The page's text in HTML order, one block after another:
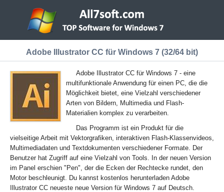
Adobe Illustrator CC für Windows 7 (32/64 bit)
Adobe Illustrator CC für Windows 7 - eine
multifunktionale Anwendung für einen PC, die die
Möglichkeit bietet, eine Vielzahl verschiedener
Arten von Bildern, Multimedia und Flash-
Materialien komplex zu verarbeiten.
Das Programm ist ein Produkt für die
vielseitige Arbeit mit Vektorgrafiken, interaktiven Flash-Klassenvideos,
Multimediadaten und Textdokumenten verschiedener Formate. Der
Benutzer hat Zugriff auf eine Vielzahl von Tools. In der neuen Version
im Panel erschien "Pen", der die Ecken der Rechtecke rundet, den
Motor beschleunigt. Du kannst kostenlos herunterladen Adobe
Illustrator CC neueste neue Version für Windows 7 auf Deutsch.